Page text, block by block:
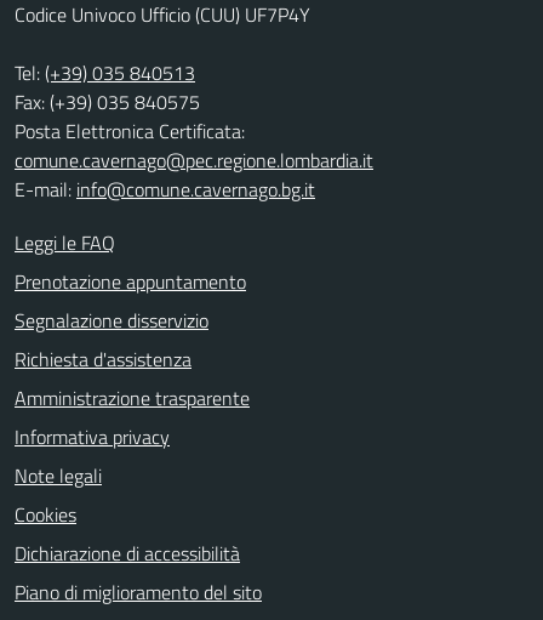
Codice Univoco Ufficio (CUU) UF7P4Y
Tel:(+39) 035 840513
Fax: (+39) 035 840575
Posta Elettronica Certificata:
comune.cavernago@pec.regione.lombardia.it
E-mail: info@comune.cavernago.bg.it
Leggi le FAQ
Prenotazione appuntamento
Segnalazione disservizio
Richiesta d'assistenza
Amministrazione trasparente
Informativa privacy
Note legali
Cookies
Dichiarazione di accessibilità
Piano di miglioramento del sito